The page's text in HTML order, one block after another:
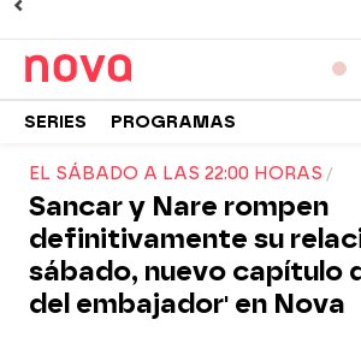
SERIES PROGRAMAS
EL SÁBADO A LAS 22:00 HORAS
Sancar y Nare rompen
definitivamente su
sábado, nuevo capítulo
del embajador' en Nova